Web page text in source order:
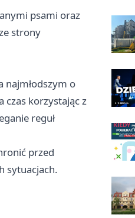
psami oraz
strony
najmłodszym o
czas korzystając z
reguł
przed
sytuacjach.